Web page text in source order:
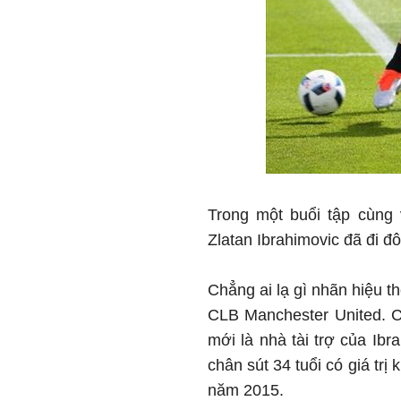
Trong một buổi tập
Zlatan Ibrahimovic đã đi
Chẳng ai lạ gì nhãn hiệu
CLB Manchester United.
mới là nhà tài trợ của
chân sút 34 tuổi có giá trị
năm 2015.